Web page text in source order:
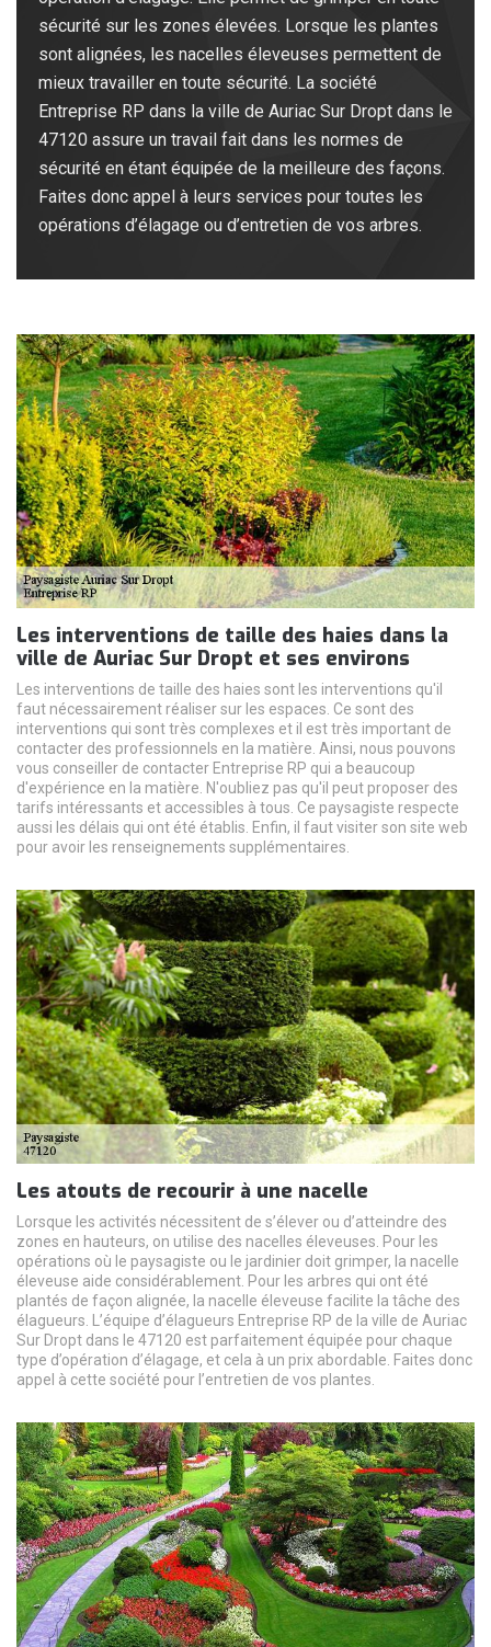
sécurité sur les zones élevées. Lorsque les plantes
sont alignées, les nacelles éleveuses permettent de
mieux travailler en toute sécurité. La société
Entreprise RP dans la ville de Auriac Sur Dropt dans le
47120 assure un travail fait dans les normes de
sécurité en étant équipée de la meilleure des façons.
Faites donc appel à leurs services pour toutes les
opérations d’élagage ou d’entretien de vos arbres.
Les interventions de taille des haies dans la
ville de Auriac Sur Dropt et ses environs
Les interventions de taille des haies sont les interventions qu'il
faut nécessairement réaliser sur les espaces. Ce sont des
interventions qui sont très complexes et il est très important de
contacter des professionnels en la matière. Ainsi, nous pouvons
vous conseiller de contacter Entreprise RP qui a beaucoup
d'expérience en la matière. N'oubliez pas qu'il peut proposer des
tarifs intéressants et accessibles à tous. Ce paysagiste respecte
aussi les délais qui ont été établis. Enfin, il faut visiter son site web
pour avoir les renseignements supplémentaires.
Les atouts de recourir à une nacelle
Lorsque les activités nécessitent de s’élever ou d’atteindre des
zones en hauteurs, on utilise des nacelles éleveuses. Pour les
opérations où le paysagiste ou le jardinier doit grimper, la nacelle
éleveuse aide considérablement. Pour les arbres qui ont été
plantés de façon alignée, la nacelle éleveuse facilite la tâche des
élagueurs. L’équipe d’élagueurs Entreprise RP de la ville de Auriac
Sur Dropt dans le 47120 est parfaitement équipée pour chaque
type d’opération d’élagage, et cela à un prix abordable. Faites donc
appel à cette société pour l’entretien de vos plantes.